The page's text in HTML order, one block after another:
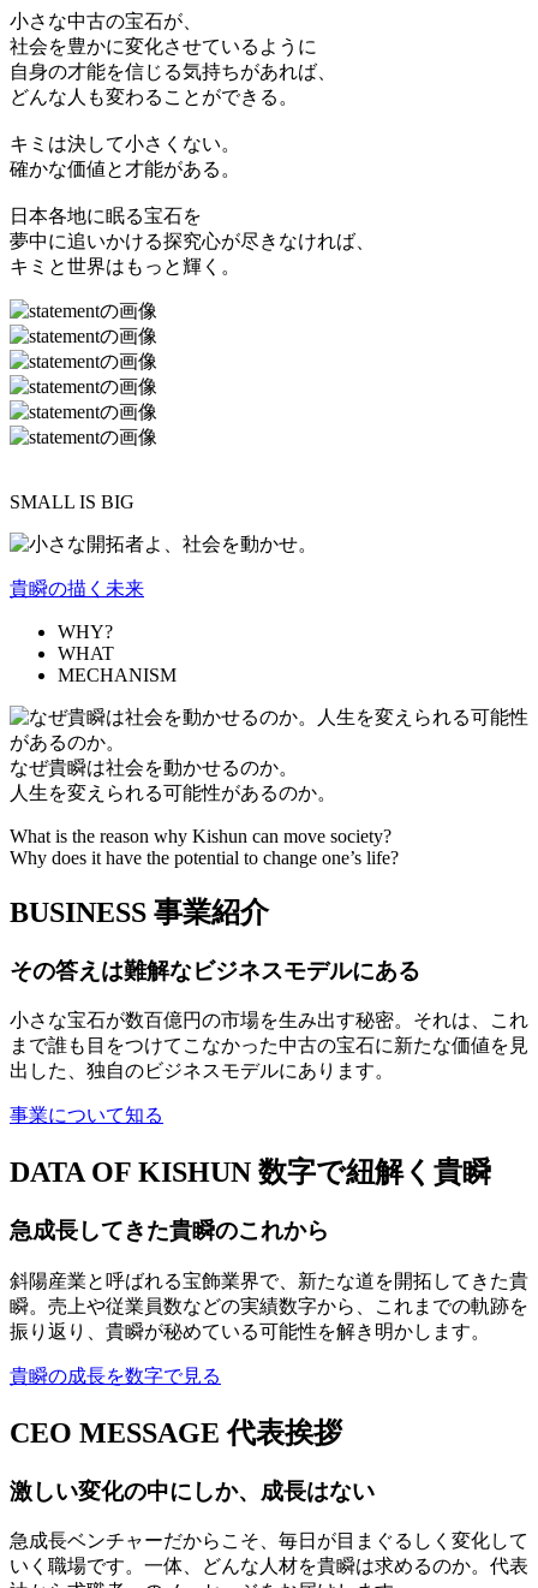
小さな中古の宝石が、
社会を豊かに変化させているように
自身の才能を信じる気持ちがあれば、
どんな人も変わることができる。
キミは決して小さくない。
確かな価値と才能がある。
日本各地に眠る宝石を
夢中に追いかける探究心が尽きなければ、
キミと世界はもっと輝く。
SMALL IS BIG
貴瞬の描く未来
WHY?
WHAT
MECHANISM
なぜ貴瞬は社会を動かせるのか。
人生を変えられる可能性があるのか。
What is the reason why Kishun can move society?
Why does it have the potential to change one’s life?
BUSINESS 事業紹介
その答えは難解なビジネスモデルにある
小さな宝石が数百億円の市場を生み出す秘密。それは、これ
まで誰も目をつけてこなかった中古の宝石に新たな価値を見
出した、独自のビジネスモデルにあります。
事業について知る
DATA OF KISHUN 数字で紐解く貴瞬
急成長してきた貴瞬のこれから
斜陽産業と呼ばれる宝飾業界で、新たな道を開拓してきた貴
瞬。売上や従業員数などの実績数字から、これまでの軌跡を
振り返り、貴瞬が秘めている可能性を解き明かします。
貴瞬の成長を数字で見る
CEO MESSAGE 代表挨拶
激しい変化の中にしか、成長はない
急成長ベンチャーだからこそ、毎日が目まぐるしく変化して
いく職場です。一体、どんな人材を貴瞬は求めるのか。代表